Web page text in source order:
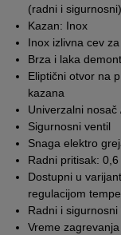
(radni i sigurnosni)
Kazan: Inox
Inox izlivna cev
Brza i laka
Eliptični otvor na
kazana
Univerzalni
Sigurnosni ventil
Snaga elektro
Radni pritisak:
Dostupni u
regulacijom
Radni i
Vreme